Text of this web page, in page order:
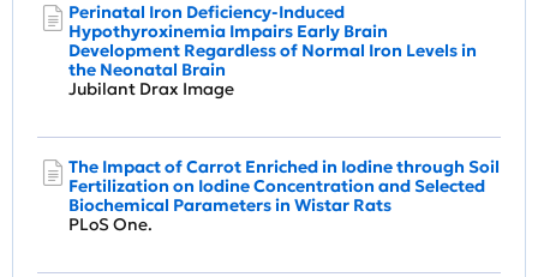
Perinatal Iron Deficiency-Induced
Hypothyroxinemia Impairs Early Brain
Development Regardless of Normal Iron Levels in
the Neonatal Brain
Jubilant Drax Image
The Impact of Carrot Enriched in Iodine through Soil
Fertilization on Iodine Concentration and Selected
Biochemical Parameters in Wistar Rats
PLoS One.